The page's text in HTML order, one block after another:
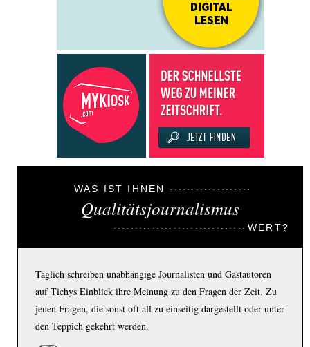
WAS IST IHNEN
Qualitätsjournalismus
WERT?
Täglich schreiben unabhängige Journalisten und Gastautoren
auf Tichys Einblick ihre Meinung zu den Fragen der Zeit. Zu
jenen Fragen, die sonst oft all zu einseitig dargestellt oder unter
den Teppich gekehrt werden.